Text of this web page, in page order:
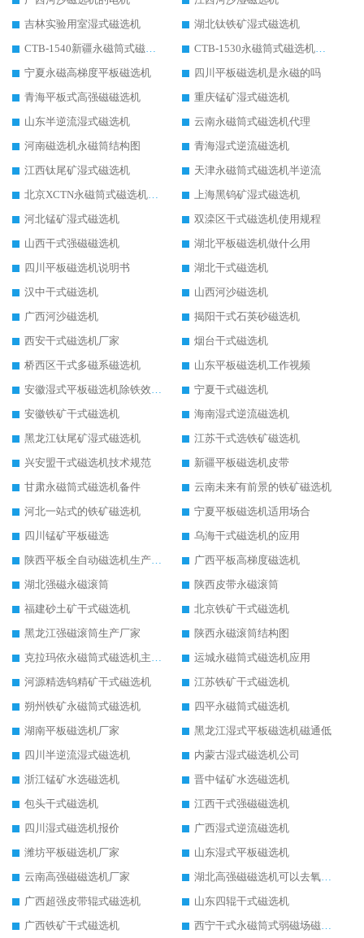
吉林实验用室湿式磁选机
湖北钛铁矿湿式磁选机
宁夏永磁高梯度平板磁选机
四川平板磁选机是永磁的吗
青海平板式高强磁磁选机
重庆锰矿湿式磁选机
山东半逆流湿式磁选机
云南永磁筒式磁选机代理
河南磁选机永磁筒结构图
青海湿式逆流磁选机
江西钛尾矿湿式磁选机
天津永磁筒式磁选机半逆流
上海黑钨矿湿式磁选机
河北锰矿湿式磁选机
双滦区干式磁选机使用规程
山西干式强磁磁选机
湖北平板磁选机做什么用
四川平板磁选机说明书
湖北干式磁选机
汉中干式磁选机
山西河沙磁选机
广西河沙磁选机
揭阳干式石英砂磁选机
西安干式磁选机厂家
烟台干式磁选机
桥西区干式多磁系磁选机
山东平板磁选机工作视频
宁夏干式磁选机
安徽铁矿干式磁选机
海南湿式逆流磁选机
黑龙江钛尾矿湿式磁选机
江苏干式选铁矿磁选机
兴安盟干式磁选机技术规范
新疆平板磁选机皮带
甘肃永磁筒式磁选机备件
云南未来有前景的铁矿磁选机
河北一站式的铁矿磁选机
宁夏平板磁选机适用场合
四川锰矿平板磁选
乌海干式磁选机的应用
广西平板高梯度磁选机
湖北强磁永磁滚筒
陕西皮带永磁滚筒
福建砂土矿干式磁选机
北京铁矿干式磁选机
黑龙江强磁滚筒生产厂家
陕西永磁滚筒结构图
运城永磁筒式磁选机应用
河源精选钨精矿干式磁选机
江苏铁矿干式磁选机
朔州铁矿永磁筒式磁选机
四平永磁筒式磁选机
湖南平板磁选机厂家
黑龙江湿式平板磁选机磁通低
四川半逆流湿式磁选机
内蒙古湿式磁选机公司
浙江锰矿水选磁选机
晋中锰矿水选磁选机
包头干式磁选机
江西干式强磁磁选机
四川湿式磁选机报价
广西湿式逆流磁选机
潍坊平板磁选机厂家
山东湿式平板磁选机
云南高强磁磁选机厂家
广西超强皮带辊式磁选机
山东四辊干式磁选机
广西铁矿干式磁选机